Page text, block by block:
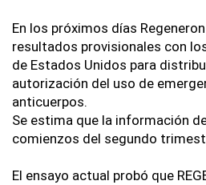
En los próximos días
resultados provisionales con
de Estados Unidos para
autorización del uso de
anticuerpos.
Se estima que la información
comienzos del segundo
El ensayo actual probó que